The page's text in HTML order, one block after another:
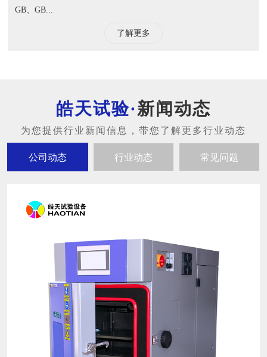
GB、GB...
了解更多
新闻动态
公司动态 行业动态 常见问题